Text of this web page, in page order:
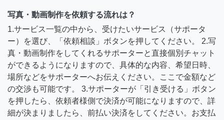
写真・動画制作を依頼する流れは？
1.サービス一覧の中から、受けたいサービス（サポータ
ー）を選び、「依頼相談」ボタンを押してください。 2.写
真・動画制作をしてくれるサポーターと直接個別チャット
ができるようになりますので、具体的な内容、希望日時、
場所などをサポーターへお伝えください。ここで金額など
の交渉も可能です。 3.サポーターが「引き受ける」ボタン
を押したら、依頼者様側で決済が可能になりますので、詳
細が決まりましたら、前払い決済をしてください。お支払